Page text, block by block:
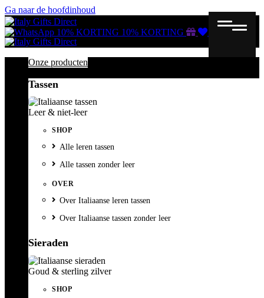
Ga naar de hoofdinhoud
10% KORTING 10% KORTING Gutscheine
Wunschliste
Warenkorb
Onze producten
Tassen
Leer & niet-leer
SHOP
Alle leren tassen
Alle tassen zonder leer
OVER
Over Italiaanse leren tassen
Over Italiaanse tassen zonder leer
Sieraden
Goud & sterling zilver
SHOP